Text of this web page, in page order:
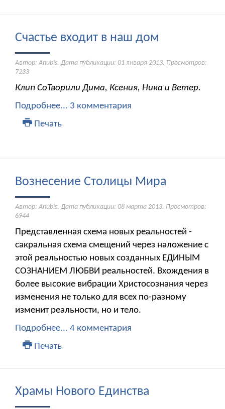
Счастье входит в наш дом
Автор: Anubis. Дата публикации: 01 января 2013. Просмотров:
7233
Клип СоТворили Дима, Ксения, Ника и Ветер.
Подробнее... 3 комментария
Печать
Вознесение Столицы Мира
Автор: Anubis. Дата публикации: 08 марта 2013. Просмотров:
6944
Представленная схема новых реальностей -
сакральная схема смещений через наложение с
этой реальностью новых созданных ЕДИНЫМ
СОЗНАНИЕМ ЛЮБВИ реальностей. Вхождения в
более высокие вибрации Христосознания через
изменения не только для всех по-разному
изменит реальности, но и тело.
Подробнее... 4 комментария
Печать
Храмы Нового Единства